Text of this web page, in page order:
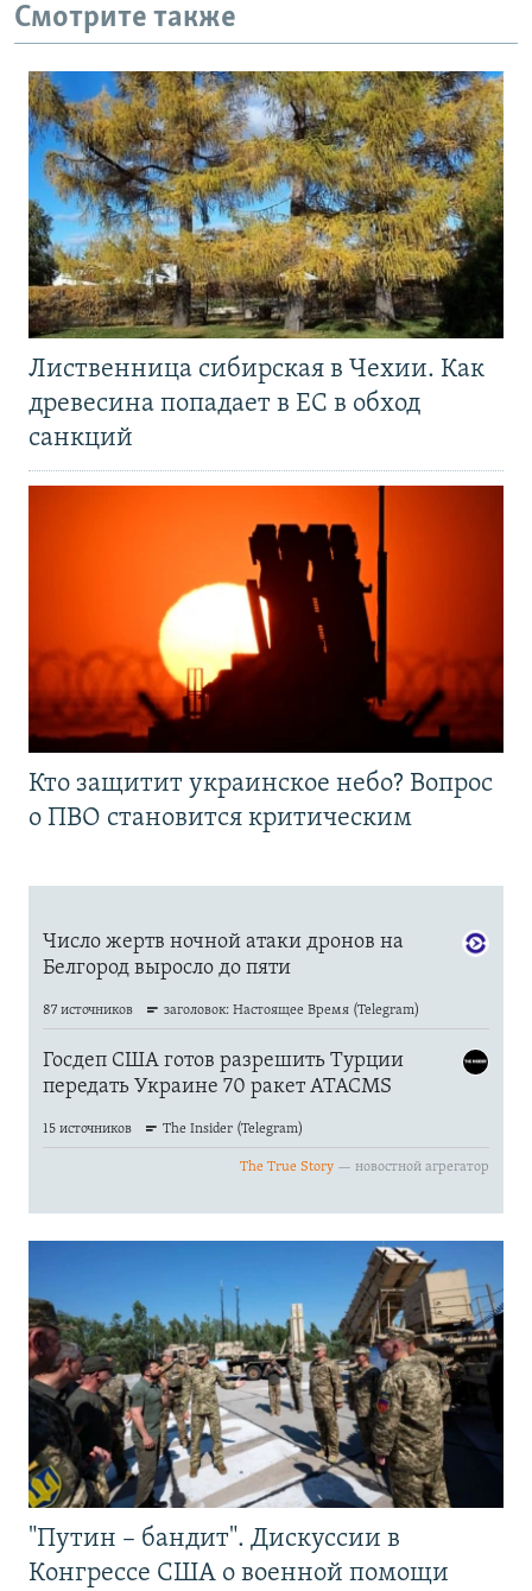
Смотрите также
Лиственница сибирская в Чехии. Как
древесина попадает в ЕС в обход
санкций
Кто защитит украинское небо? Вопрос
о ПВО становится критическим
"Путин – бандит". Дискуссии в
Конгрессе США о военной помощи